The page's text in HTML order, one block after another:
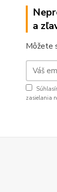
a
Môžete
zasielania